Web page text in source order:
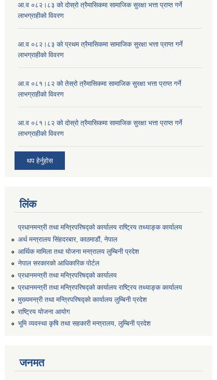
आ.व ०८२।८३ को दोस्रो त्रैमासिकमा सामाजिक सुरक्षा भत्ता प्राप्त गर्ने
लाभग्राहीको विवरण
आ.व ०८२।८३ को प्रथम त्रैमासिकमा सामाजिक सुरक्षा भत्ता प्राप्त गर्ने
लाभग्राहीको विवरण
आ.व ०८१।८२ को तेस्रो त्रैमासिकमा सामाजिक सुरक्षा भत्ता प्राप्त गर्ने
लाभग्राहीको विवरण
आ.व ०८१।८२ को दोस्रो त्रैमासिकमा सामाजिक सुरक्षा भत्ता प्राप्त गर्ने
लाभग्राहीको विवरण
थप हेर्नुहोस
लिंक
प्रधानमन्त्री तथा मन्त्रिपरिषद्को कार्यालय राष्ट्रिय तथ्याङ्क कार्यालय
अर्थ मन्त्रालय सिंहदरबार, काठमाडौं, नेपाल
आर्थिक मामिला तथा योजना मन्त्रालय लुम्बिनी प्रदेश
नेपाल सरकारको आधिकारिक पोर्टल
प्रधानमन्त्री तथा मन्त्रिपरिषद्को कार्यालय
प्रधानमन्त्री तथा मन्त्रिपरिषद्को कार्यालय राष्ट्रिय तथ्याङ्क कार्यालय
मुख्यमन्त्री तथा मन्त्रिपरिषद्को कार्यालय लुम्बिनी प्रदेश
राष्ट्रिय योजना आयोग
भूमि व्यवस्था कृषि तथा सहकारी मन्त्रालय, लुम्बिनी प्रदेश
जनमत